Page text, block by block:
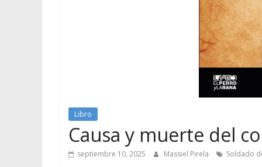
Libro
Causa y muerte del
septiembre 10, 2025 Massiel Pirela Soldado